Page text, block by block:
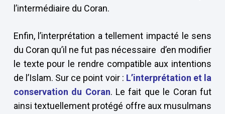
l’intermédiaire du Coran.
Enfin, l’interprétation a tellement impacté le sens
du Coran qu’il ne fut pas nécessaire d’en modifier
le texte pour le rendre compatible aux intentions
de l’Islam. Sur ce point voir : L’interprétation et la
conservation du Coran. Le fait que le Coran fut
ainsi textuellement protégé offre aux musulmans